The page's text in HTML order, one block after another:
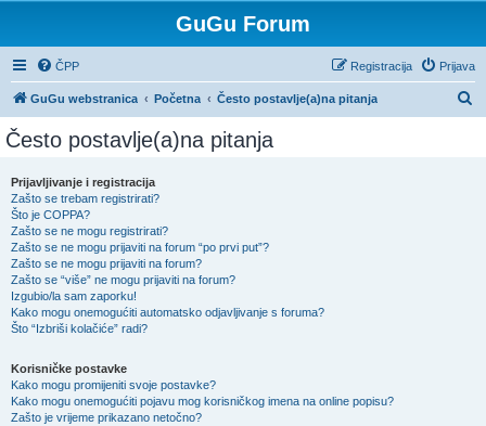
GuGu Forum
ČPP Prijava
Registracija
GuGu webstranica Početna Često postavlje(a)na pitanja
Često postavlje(a)na pitanja
Prijavljivanje i registracija
Zašto se trebam registrirati?
Što je COPPA?
Zašto se ne mogu registrirati?
Zašto se ne mogu prijaviti na forum “po prvi put”?
Zašto se ne mogu prijaviti na forum?
Zašto se “više” ne mogu prijaviti na forum?
Izgubio/la sam zaporku!
Kako mogu onemogućiti automatsko odjavljivanje s foruma?
Što “Izbriši kolačiće” radi?
Korisničke postavke
Kako mogu promijeniti svoje postavke?
Kako mogu onemogućiti pojavu mog korisničkog imena na online popisu?
Zašto je vrijeme prikazano netočno?